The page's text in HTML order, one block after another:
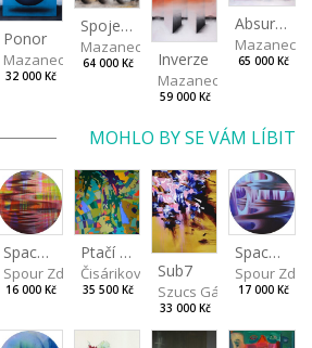
Ponor
Mazanec David
32 000 Kč
Spojené nádoby
Mazanec David
64 000 Kč Inverze
Mazanec David
59 000 Kč
Absurdní
Mazanec
65 000 Kč
MOHLO BY SE VÁM LÍBIT
Spaces II
Spour Zdeněk
16 000 Kč
Ptačí perspektiva
Čisáriková Táňa
35 500 Kč
Sub7
Szucs Gábor
33 000 Kč
Spaces IV
Spour
17 000 Kč